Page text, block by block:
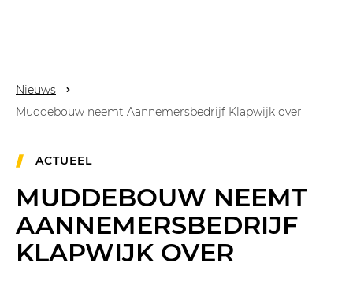
Nieuws
Muddebouw neemt Aannemersbedrijf Klapwijk over
ACTUEEL
MUDDEBOUW NEEMT
AANNEMERSBEDRIJF
KLAPWIJK OVER